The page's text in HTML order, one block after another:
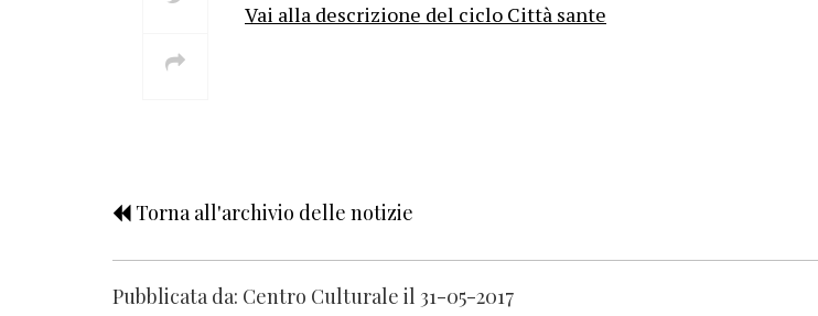
Vai alla descrizione del ciclo Città sante
Torna all'archivio delle notizie
Pubblicata da: Centro Culturale il 31-05-2017